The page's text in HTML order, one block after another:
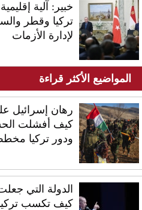
خبير: آلية
تركيا وقطر
لإدارة الأزمات
المواضيع الأكثر قراءة
رهان إسرائيل
كيف أفشلت
ودور تركيا
الدولة التي
كيف تكسب